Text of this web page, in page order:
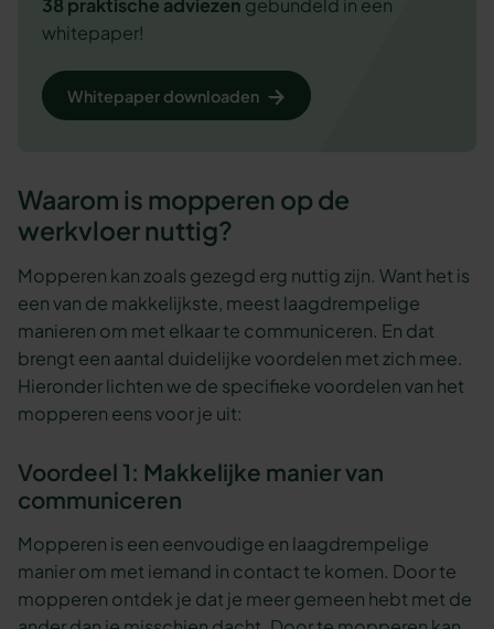
38 praktische adviezen gebundeld in een
whitepaper!
Whitepaper downloaden
Waarom is mopperen op de
werkvloer nuttig?
Mopperen kan zoals gezegd erg nuttig zijn. Want het is
een van de makkelijkste, meest laagdrempelige
manieren om met elkaar te communiceren. En dat
brengt een aantal duidelijke voordelen met zich mee.
Hieronder lichten we de specifieke voordelen van het
mopperen eens voor je uit:
Voordeel 1: Makkelijke manier van
communiceren
Mopperen is een eenvoudige en laagdrempelige
manier om met iemand in contact te komen. Door te
mopperen ontdek je dat je meer gemeen hebt met de